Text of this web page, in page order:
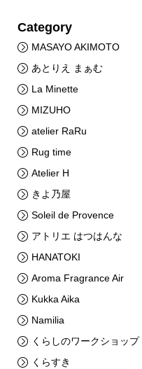
Category
MASAYO AKIMOTO
あとりえ まぁむ
La Minette
MIZUHO
atelier RaRu
Rug time
Atelier H
きよ乃屋
Soleil de Provence
アトリエ はつはんな
HANATOKI
Aroma Fragrance Air
Kukka Aika
Namilia
くらしのワークショップ
くらすき